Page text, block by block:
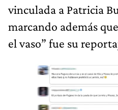
vinculada a Patricia
marcando además
el vaso” fue su